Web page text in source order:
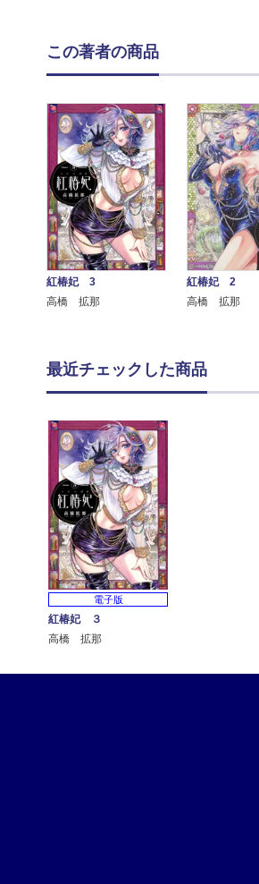
この著者の商品
紅椿妃 3
高橋 拡那
紅椿妃 2
高橋 拡那
最近チェックした商品
電子版
紅椿妃 ３
高橋 拡那